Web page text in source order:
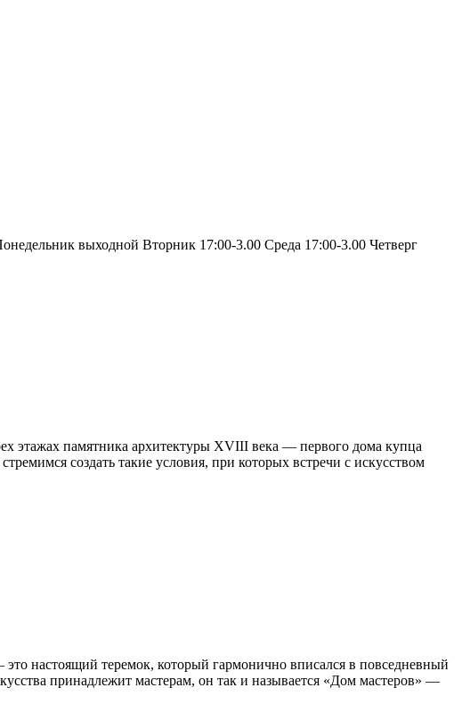
выходной Вторник 17:00-3.00 Среда 17:00-3.00 Четверг
этажах памятника архитектуры XVIII века — первого дома купца
создать такие условия, при которых встречи с искусством
настоящий теремок, который гармонично вписался в повседневный
принадлежит мастерам, он так и называется «Дом мастеров» —